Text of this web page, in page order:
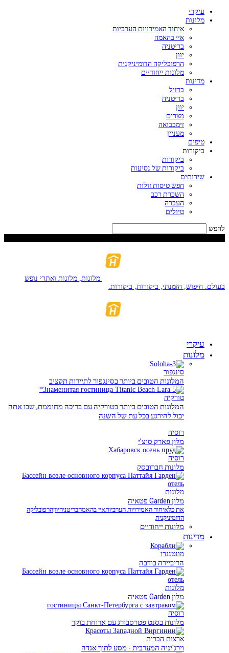
עיקרי
מלונות
איחוד האמירויות הערביות
איי בהאמה
בריטניה
יוון
הרפובליקה הדומיניקנית
מלונות ייחודיים
מדינות
ברזיל
בריטניה
יוון
מצרים
זימבבואה
מעניין
טיפים
ביקורות
ביקורות
ביקורות של נסיעות
שירותים
חפש טיסות זולות
השכרת רכב
העברה
טיולים
לחפש
מלונות, מלונות ואתרי נופש
בעולם. חיפוש, הזמנתי, ביקורות, ביקורות.
עיקרי
מלונות
סינגפור
המלונות הטובים ביותר בסינגפור לתיירות תקציב
טורקיה
המלונות הטובים ביותר בטורקיה עם בריכה מחוממת, שבו אתה
יכול להירגע בכל עת של השנה
רוסיה
מלון פארק סוצ'י
רוסיה
מלונות חברובסק
מלונות
מלון Garden פטאיה
את כלאיחוד האמירויות הערביותאיי בהאמהבריטניהיווןהרפובליקה
הדומיניקנית
מלונות ייחודיים
מדינות
מונטנגרו
הריביירה בודבה
מלונות
מלון Garden פטאיה
רוסיה
מלונות בסנט פטרסבורג עם ארוחת בוקר
ארצות הברית
וירג'יניה המערבית - מסע לתוך אגדה